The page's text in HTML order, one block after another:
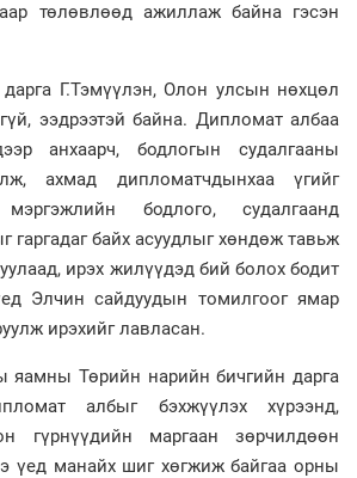
төлөвлөөд ажиллаж байна гэсэн
Г.Тэмүүлэн, Олон улсын нөхцөл
ээдрээтэй байна. Дипломат албаа
анхаарч, бодлогын судалгааны
ахмад дипломатчдынхаа үгийг
бодлого, судалгаанд
гаргадаг байх асуудлыг хөндөж тавьж
ирэх жилүүдэд бий болох бодит
Элчин сайдуудын томилгоог ямар
ирэхийг лавласан.
яамны Төрийн нарийн бичгийн дарга
албыг бэхжүүлэх хүрээнд,
гүрнүүдийн маргаан зөрчилдөөн
үед манайх шиг хөгжиж байгаа орны